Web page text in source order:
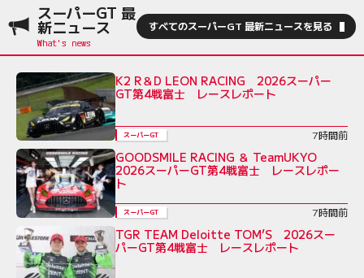
スーパーGT 最
新ニュース すべてのスーパーGT 最新ニュースを見る
K2 R＆D LEON RACING 2026スーパー
GT第4戦富士 レースレポート
スーパーGT 7時間前
GOODSMILE RACING ＆ TeamUKYO
2026スーパーGT第4戦富士 レースレポー
ト
スーパーGT 7時間前
TGR TEAM Deloitte TOM’S 2026スー
パーGT第4戦富士 レースレポート